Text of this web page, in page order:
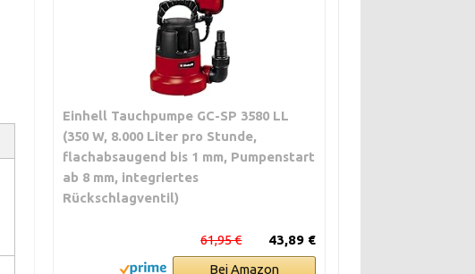
Einhell Tauchpumpe GC-SP 3580 LL
(350 W, 8.000 Liter pro Stunde,
flachabsaugend bis 1 mm, Pumpenstart
ab 8 mm, integriertes
Rückschlagventil)
43,89 €
61,95 €
Bei Amazon